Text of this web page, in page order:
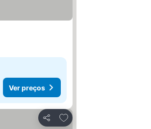
Ver preços
Partilhar
Adicionar aos favoritos